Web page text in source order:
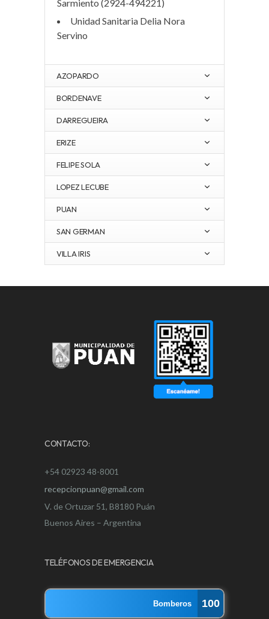
Sarmiento (2924-494221)
Unidad Sanitaria Delia Nora
Servino
AZOPARDO
BORDENAVE
DARREGUEIRA
ERIZE
FELIPE SOLA
LOPEZ LECUBE
PUAN
SAN GERMAN
VILLA IRIS
CONTACTO:
+54 02923 48-8001
recepcionpuan@gmail.com
V. de Ortuzar 51, B8180 Puán
Buenos Aires – Argentina
TELÉFONOS DE EMERGENCIA
Bomberos 100